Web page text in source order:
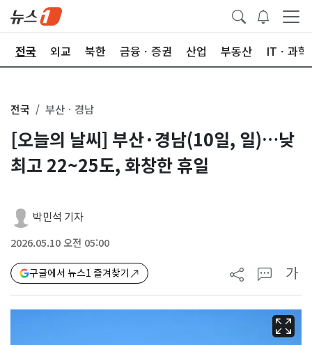
전국 외교 북한 금융ㆍ증권 산업 부동산 ITㆍ과학
전국 부산ㆍ경남
[오늘의 날씨] 부산·경남(10일, 일)…낮
최고 22~25도, 화창한 휴일
박민석 기자
2026.05.10 오전 05:00
구글에서 뉴스1 즐겨찾기 가